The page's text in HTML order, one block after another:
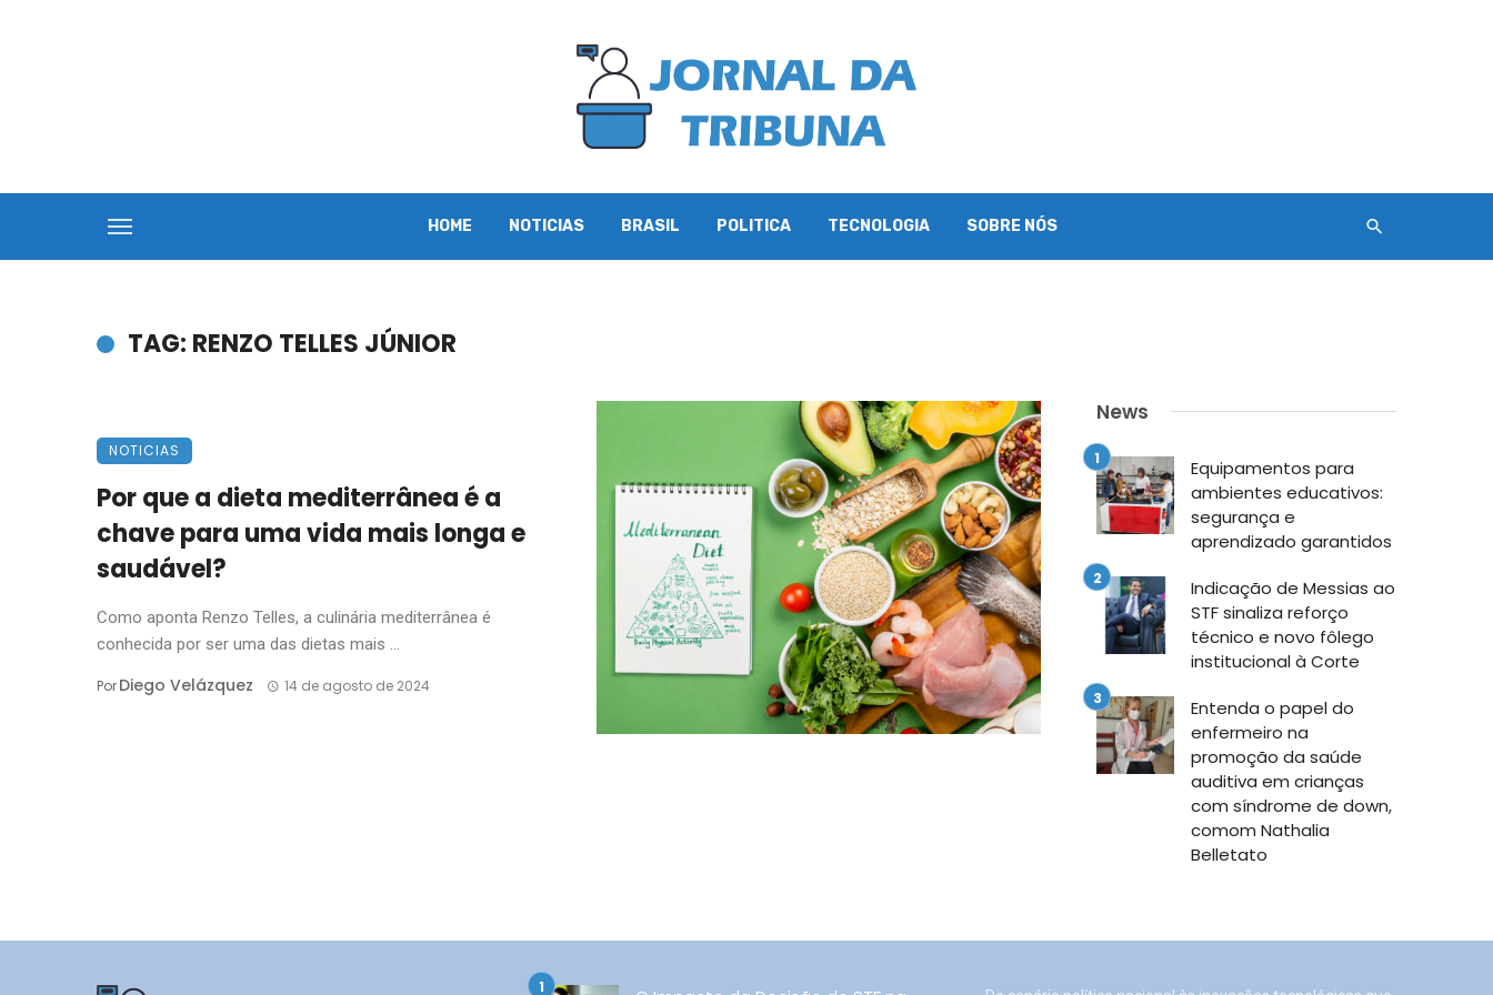
HOME NOTICIAS BRASIL POLITICA TECNOLOGIA SOBRE NÓS
TAG: RENZO TELLES JÚNIOR
NOTICIAS
Por que a dieta mediterrânea é a
chave para uma vida mais longa e
saudável?
Como aponta Renzo Telles, a culinária mediterrânea é
conhecida por ser uma das dietas mais ...
PorDiego Velázquez 14 de agosto de 2024
News
Equipamentos para
ambientes educativos:
segurança e
aprendizado garantidos
Indicação de Messias ao
STF sinaliza reforço
técnico e novo fôlego
institucional à Corte
Entenda o papel do
enfermeiro na
promoção da saúde
auditiva em crianças
com síndrome de down,
comom Nathalia
Belletato